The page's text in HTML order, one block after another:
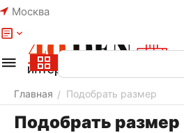
Москва
Главная / Подобрать размер
Подобрать размер
Меню